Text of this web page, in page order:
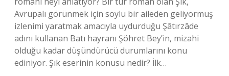
Avrupalı ​​görünmek için soylu bir aileden geliyormuş
izlenimi yaratmak amacıyla uydurduğu Şâtırzâde
adını kullanan Batı hayranı Şöhret Bey’in, mizahi
olduğu kadar düşündürücü durumlarını konu
ediniyor. Şık eserinin konusu nedir? İlk…